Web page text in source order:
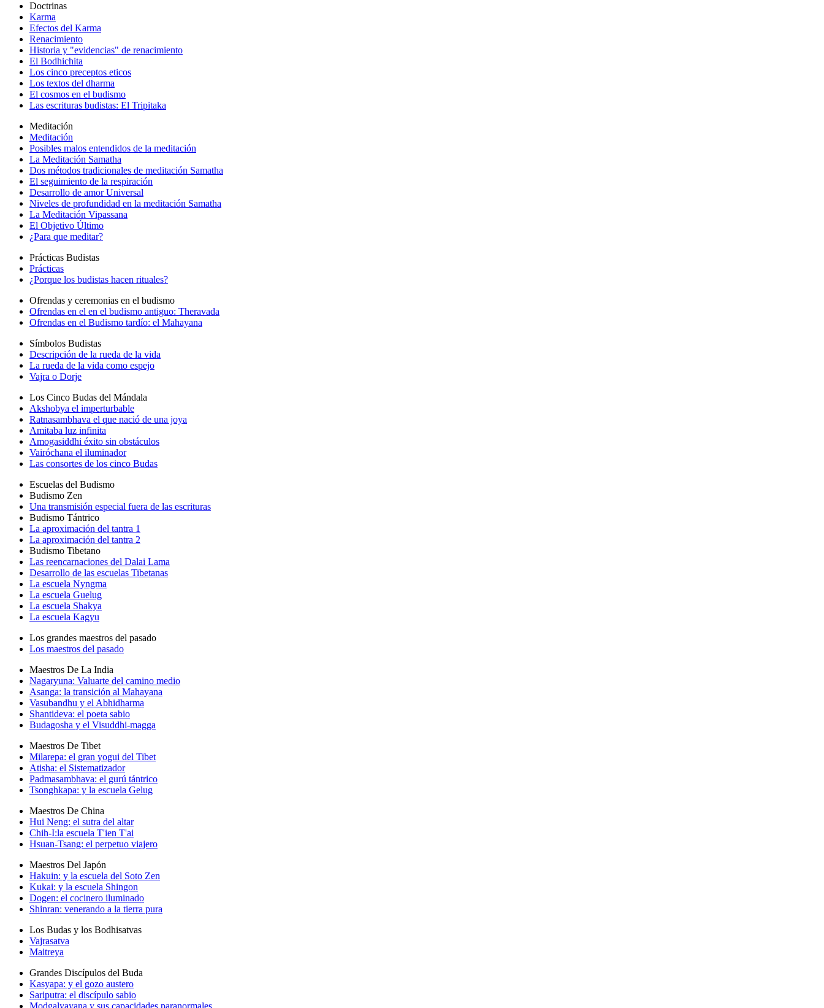
Doctrinas
Karma
Efectos del Karma
Renacimiento
Historia y "evidencias" de renacimiento
El Bodhichita
Los cinco preceptos eticos
Los textos del dharma
El cosmos en el budismo
Las escrituras budistas: El Tripitaka
Meditación
Meditación
Posibles malos entendidos de la meditación
La Meditación Samatha
Dos métodos tradicionales de meditación Samatha
El seguimiento de la respiración
Desarrollo de amor Universal
Niveles de profundidad en la meditación Samatha
La Meditación Vipassana
El Objetivo Último
¿Para que meditar?
Prácticas Budistas
Prácticas
¿Porque los budistas hacen rituales?
Ofrendas y ceremonias en el budismo
Ofrendas en el en el budismo antiguo: Theravada
Ofrendas en el Budismo tardío: el Mahayana
Símbolos Budistas
Descripción de la rueda de la vida
La rueda de la vida como espejo
Vajra o Dorje
Los Cinco Budas del Mándala
Akshobya el imperturbable
Ratnasambhava el que nació de una joya
Amitaba luz infinita
Amogasiddhi éxito sin obstáculos
Vairóchana el iluminador
Las consortes de los cinco Budas
Escuelas del Budismo
Budismo Zen
Una transmisión especial fuera de las escrituras
Budismo Tántrico
La aproximación del tantra 1
La aproximación del tantra 2
Budismo Tibetano
Las reencarnaciones del Dalai Lama
Desarrollo de las escuelas Tibetanas
La escuela Nyngma
La escuela Guelug
La escuela Shakya
La escuela Kagyu
Los grandes maestros del pasado
Los maestros del pasado
Maestros De La India
Nagaryuna: Valuarte del camino medio
Asanga: la transición al Mahayana
Vasubandhu y el Abhidharma
Shantideva: el poeta sabio
Budagosha y el Visuddhi-magga
Maestros De Tibet
Milarepa: el gran yogui del Tibet
Atisha: el Sistematizador
Padmasambhava: el gurú tántrico
Tsonghkapa: y la escuela Gelug
Maestros De China
Hui Neng: el sutra del altar
Chih-I:la escuela T'ien T'ai
Hsuan-Tsang: el perpetuo viajero
Maestros Del Japón
Hakuin: y la escuela del Soto Zen
Kukai: y la escuela Shingon
Dogen: el cocinero iluminado
Shinran: venerando a la tierra pura
Los Budas y los Bodhisatvas
Vajrasatva
Maitreya
Grandes Discípulos del Buda
Kasyapa: y el gozo austero
Sariputra: el discípulo sabio
Modgalyayana y sus capacidades paranormales